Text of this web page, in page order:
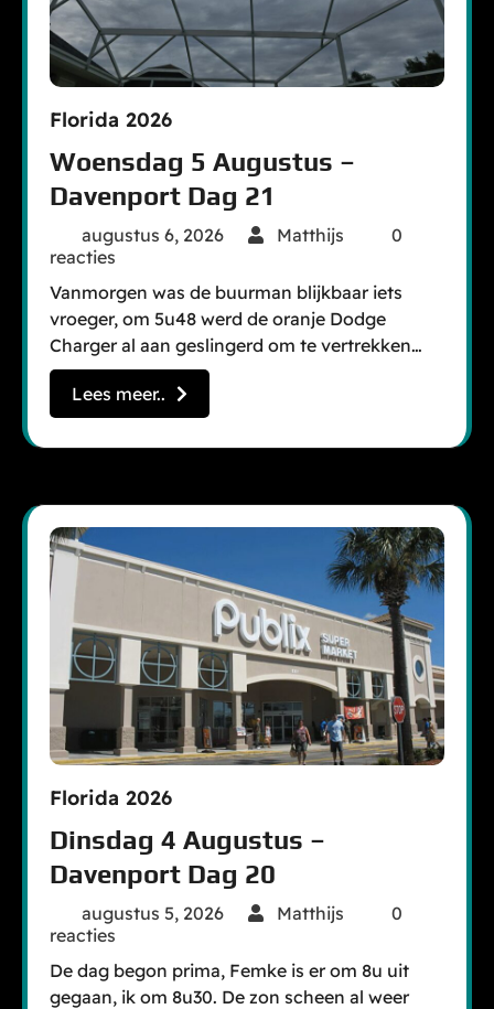
Florida 2026
Woensdag 5 Augustus –
Davenport Dag 21
augustus 6, 2026 Matthijs
0
reacties
Vanmorgen was de buurman blijkbaar iets
vroeger, om 5u48 werd de oranje Dodge
Charger al aan geslingerd om te vertrekken…
Lees meer..
Florida 2026
Dinsdag 4 Augustus –
Davenport Dag 20
augustus 5, 2026 Matthijs
0
reacties
De dag begon prima, Femke is er om 8u uit
gegaan, ik om 8u30. De zon scheen al weer